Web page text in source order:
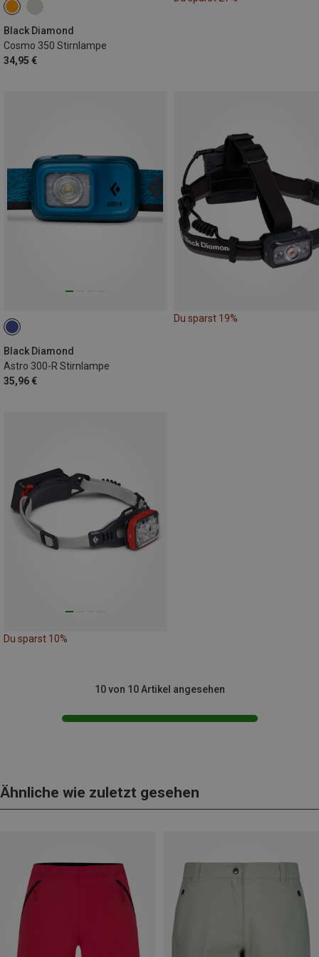
Black Diamond
Cosmo 350 Stirnlampe
34,95 €
Black Diamond
Astro 300-R Stirnlampe
35,96 €
Du sparst 19%
Du sparst 10%
10 von 10 Artikel angesehen
Ähnliche wie zuletzt gesehen